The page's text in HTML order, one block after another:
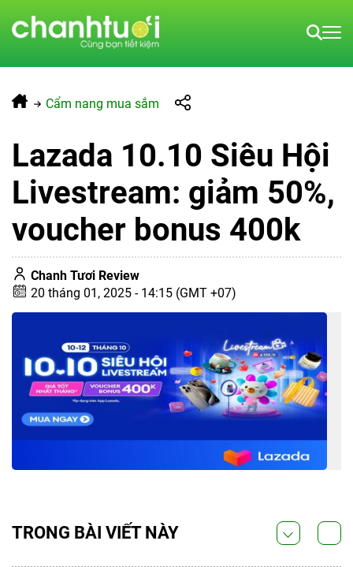
Cẩm nang mua sắm
Lazada 10.10 Siêu Hội
Livestream: giảm 50%,
voucher bonus 400k
Chanh Tươi Review
20 tháng 01, 2025 - 14:15 (GMT +07)
TRONG BÀI VIẾT NÀY